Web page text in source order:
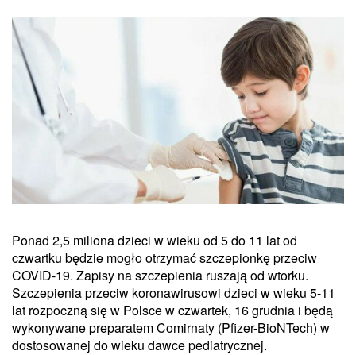
Ponad 2,5 miliona dzieci w wieku od 5 do 11 lat od
czwartku będzie mogło otrzymać szczepionkę przeciw
COVID-19. Zapisy na szczepienia ruszają od wtorku.
Szczepienia przeciw koronawirusowi dzieci w wieku 5-11
lat rozpoczną się w Polsce w czwartek, 16 grudnia i będą
wykonywane preparatem Comirnaty (Pfizer-BioNTech) w
dostosowanej do wieku dawce pediatrycznej.